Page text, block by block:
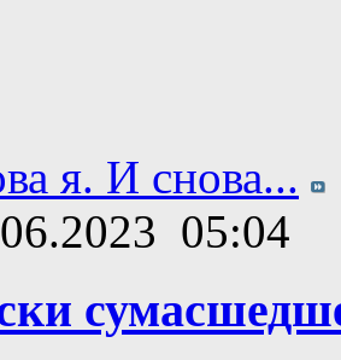
я. И снова...
05:04